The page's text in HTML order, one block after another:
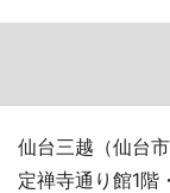
仙台三越（仙台
定禅寺通り館1階